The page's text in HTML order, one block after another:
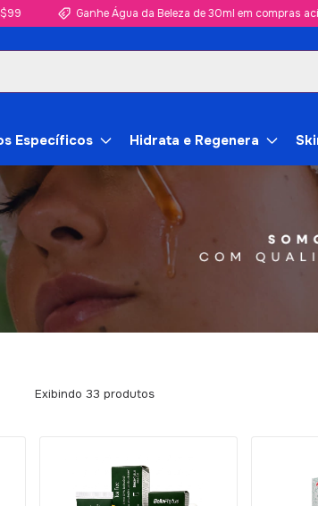
Ganhe Água da Beleza de 30ml em compras acima de
Específicos Hidrata e Regenera
Exibindo 33 produtos